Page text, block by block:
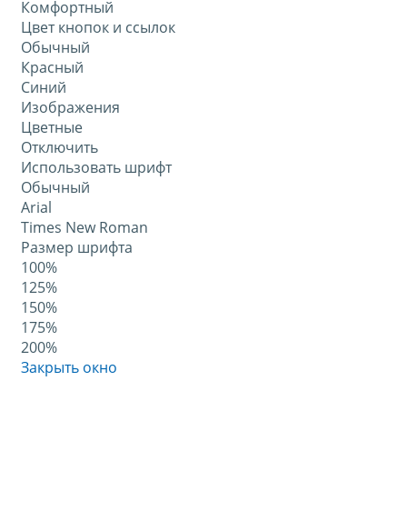
Комфортный
Цвет кнопок и ссылок
Обычный
Красный
Синий
Изображения
Цветные
Отключить
Использовать шрифт
Обычный
Arial
Times New Roman
Размер шрифта
100%
125%
150%
175%
200%
Закрыть окно